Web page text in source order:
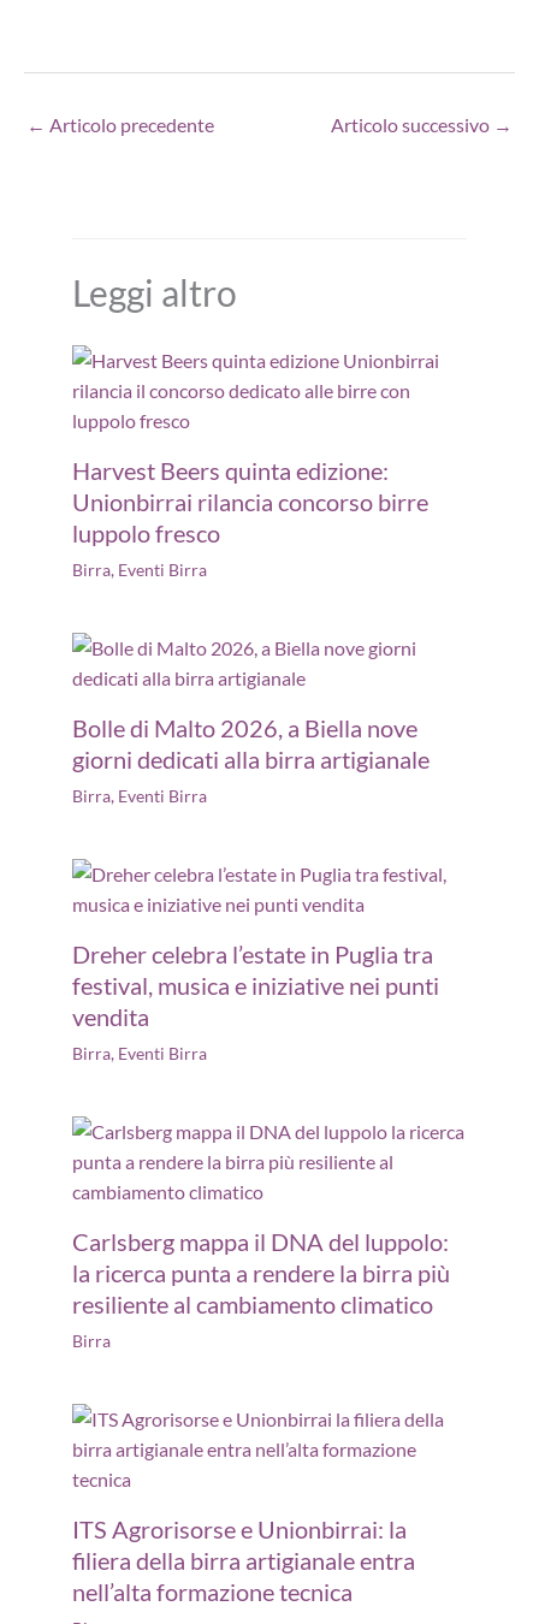
← Articolo precedente Articolo successivo →
Leggi altro
Harvest Beers quinta edizione:
Unionbirrai rilancia concorso birre
luppolo fresco
Birra, Eventi Birra
Bolle di Malto 2026, a Biella nove
giorni dedicati alla birra artigianale
Birra, Eventi Birra
Dreher celebra l’estate in Puglia tra
festival, musica e iniziative nei punti
vendita
Birra, Eventi Birra
Carlsberg mappa il DNA del luppolo:
la ricerca punta a rendere la birra più
resiliente al cambiamento climatico
Birra
ITS Agrorisorse e Unionbirrai: la
filiera della birra artigianale entra
nell’alta formazione tecnica